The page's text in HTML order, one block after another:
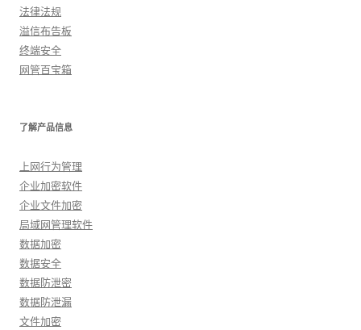
法律法规
溢信布告板
终端安全
网管百宝箱
了解产品信息
上网行为管理
企业加密软件
企业文件加密
局域网管理软件
数据加密
数据安全
数据防泄密
数据防泄漏
文件加密